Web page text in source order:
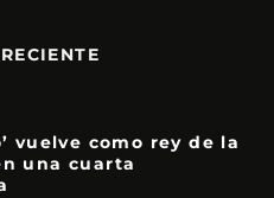
vuelve como rey de la
una cuarta